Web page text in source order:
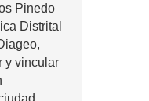
Pinedo
Distrital
y vincular